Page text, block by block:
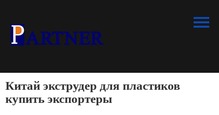
Продукция
спиральновитых труб из ПНД
Линия по производству
экструдированного
Китай экструдер для пластиков
купить экспортеры